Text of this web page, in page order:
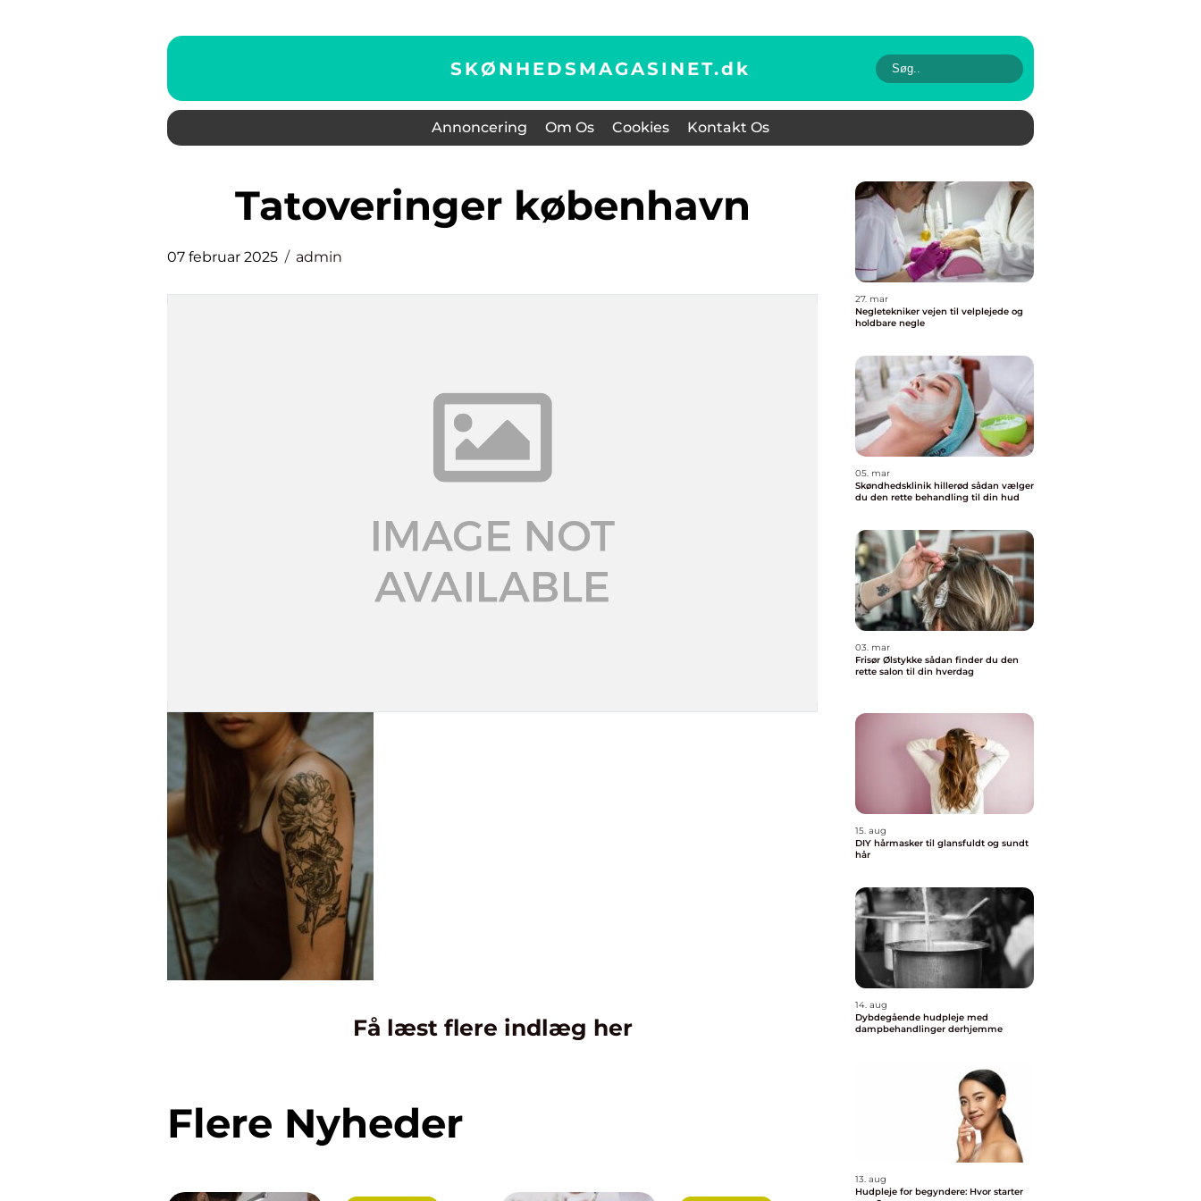
SKØNHEDSMAGASINET.dk
Annoncering Om Os Cookies Kontakt Os
Tatoveringer københavn
07 februar 2025 admin
Få læst flere indlæg her
Flere Nyheder
27. mar
Negletekniker vejen til velplejede og
holdbare negle
05. mar
Skøndhedsklinik hillerød sådan vælger
du den rette behandling til din hud
03. mar
Frisør Ølstykke sådan finder du den
rette salon til din hverdag
15. aug
DIY hårmasker til glansfuldt og sundt
hår
14. aug
Dybdegående hudpleje med
dampbehandlinger derhjemme
13. aug
Hudpleje for begyndere: Hvor starter